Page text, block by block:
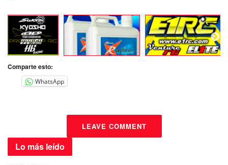
Comparte esto:
WhatsApp
LEAVE COMMENT
Lo más leído